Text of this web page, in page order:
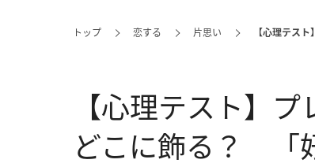
トップ 恋する 片思い 【心理テス
【心理テスト】
どこに飾る？ 「